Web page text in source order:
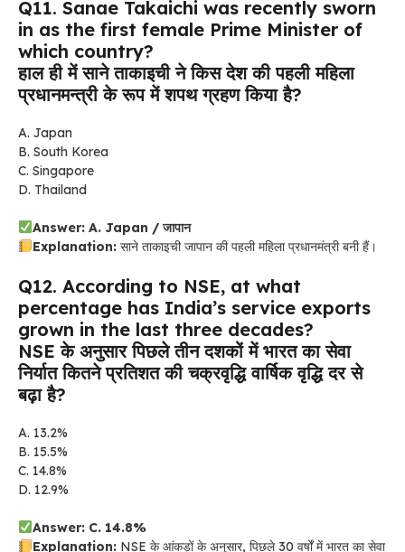
Q11. Sanae Takaichi was recently sworn
in as the first female Prime Minister of
which country?
हाल ही में साने ताकाइची ने किस देश की पहली महिला
प्रधानमन्त्री के रूप में शपथ ग्रहण किया है?
A. Japan
B. South Korea
C. Singapore
D. Thailand
Answer: A. Japan / जापान
Explanation: साने ताकाइची जापान की पहली महिला प्रधानमंत्री बनी हैं।
Q12. According to NSE, at what
percentage has India’s service exports
grown in the last three decades?
NSE के अनुसार पिछले तीन दशकों में भारत का सेवा
निर्यात कितने प्रतिशत की चक्रवृद्धि वार्षिक वृद्धि दर से
बढ़ा है?
A. 13.2%
B. 15.5%
C. 14.8%
D. 12.9%
Answer: C. 14.8%
Explanation: NSE के आंकड़ों के अनुसार, पिछले 30 वर्षों में भारत का सेवा